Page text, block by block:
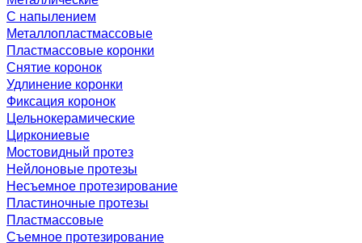
С напылением
Металлопластмассовые
Пластмассовые коронки
Снятие коронок
Удлинение коронки
Фиксация коронок
Цельнокерамические
Циркониевые
Мостовидный протез
Нейлоновые протезы
Несъемное протезирование
Пластиночные протезы
Пластмассовые
Съемное протезирование